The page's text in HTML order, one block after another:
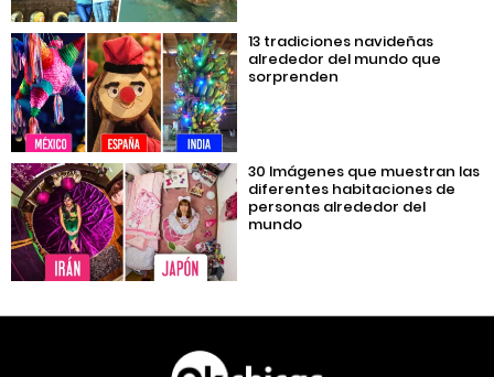
13 tradiciones navideñas
alrededor del mundo que
sorprenden
30 Imágenes que muestran las
diferentes habitaciones de
personas alrededor del
mundo